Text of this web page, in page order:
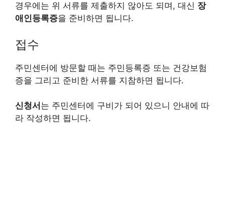
경우에는 위 서류를 제출하지 않아도 되며, 대신 장
애인등록증을 준비하면 됩니다.
접수
주민센터에 방문할 때는 주민등록증 또는 건강보험
증을 그리고 준비한 서류를 지참하면 됩니다.
신청서 는 주민센터에 구비가 되어 있으니 안내에 따
라 작성하면 됩니다.